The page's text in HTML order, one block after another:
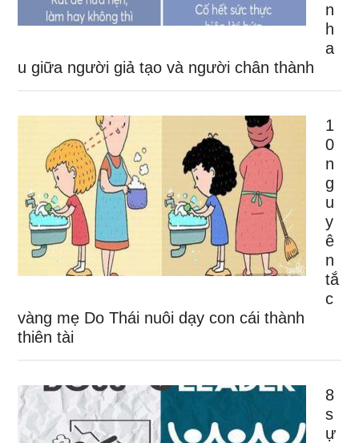
n
h
a
u giữa người giả tạo và người chân thành
1
0
n
g
u
y
ê
n
tắ
c
vàng mẹ Do Thái nuôi dạy con cái thành
thiên tài
8
s
ự